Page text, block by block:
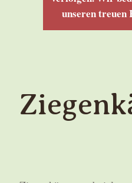
unseren treuen